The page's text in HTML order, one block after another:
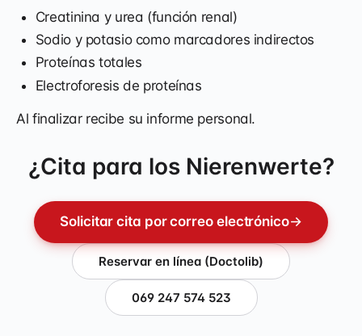
Creatinina y urea (función renal)
Sodio y potasio como marcadores indirectos
Proteínas totales
Electroforesis de proteínas
Al finalizar recibe su informe personal.
¿Cita para los Nierenwerte?
Solicitar cita por correo electrónico→
Reservar en línea (Doctolib)
069 247 574 523